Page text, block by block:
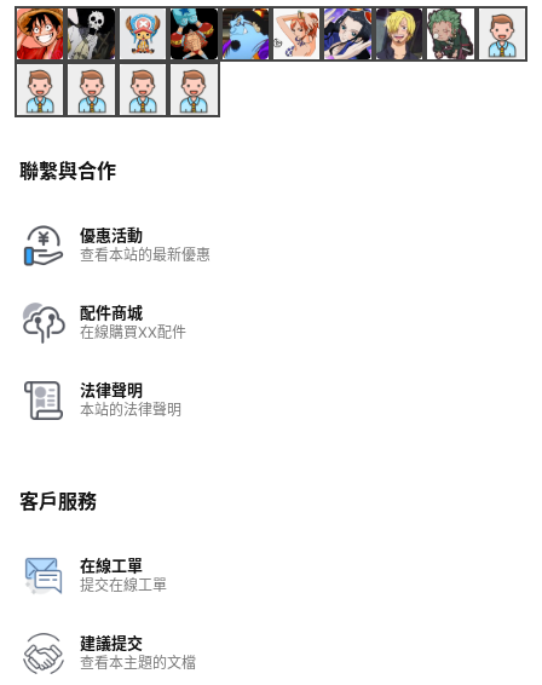
聯繫與合作
優惠活動
查看本站的最新優惠
配件商城
在線購買XX配件
法律聲明
本站的法律聲明
客戶服務
在線工單
提交在線工單
建議提交
查看本主題的文檔